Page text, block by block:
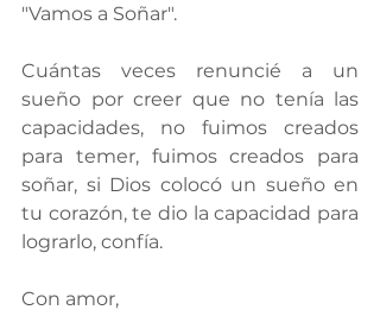
"Vamos a Soñar".
Cuántas veces renuncié a un
sueño por creer que no tenía las
capacidades, no fuimos creados
para temer, fuimos creados para
soñar, si Dios colocó un sueño en
tu corazón, te dio la capacidad para
lograrlo, confía.
Con amor,